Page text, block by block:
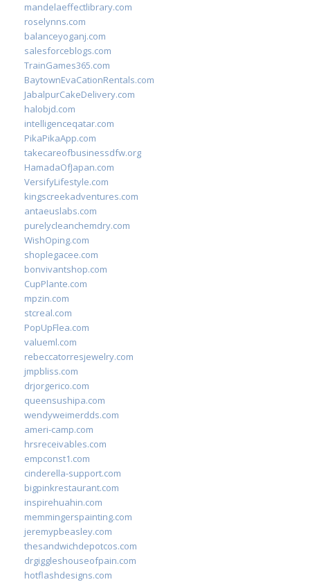
mandelaeffectlibrary.com
roselynns.com
balanceyoganj.com
salesforceblogs.com
TrainGames365.com
BaytownEvaCationRentals.com
JabalpurCakeDelivery.com
halobjd.com
intelligenceqatar.com
PikaPikaApp.com
takecareofbusinessdfw.org
HamadaOfJapan.com
VersifyLifestyle.com
kingscreekadventures.com
antaeuslabs.com
purelycleanchemdry.com
WishOping.com
shoplegacee.com
bonvivantshop.com
CupPlante.com
mpzin.com
stcreal.com
PopUpFlea.com
valueml.com
rebeccatorresjewelry.com
jmpbliss.com
drjorgerico.com
queensushipa.com
wendyweimerdds.com
ameri-camp.com
hrsreceivables.com
empconst1.com
cinderella-support.com
bigpinkrestaurant.com
inspirehuahin.com
memmingerspainting.com
jeremypbeasley.com
thesandwichdepotcos.com
drgiggleshouseofpain.com
hotflashdesigns.com